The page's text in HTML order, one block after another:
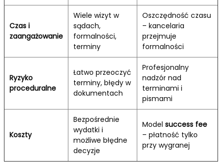
Czas i
zaangażowanie
Wiele wizyt w
sądach,
formalności,
terminy
Oszczędność czasu
– kancelaria
przejmuje
formalności
Ryzyko
proceduralne
Łatwo przeoczyć
terminy, błędy w
dokumentach
Profesjonalny
nadzór nad
terminami i
pismami
Koszty
Bezpośrednie
wydatki i
możliwe błędne
decyzje
Model success fee
– płatność tylko
przy wygranej